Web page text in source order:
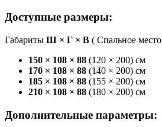
Доступные размеры:
Габариты Ш × Г × В ( Спальное место
150 × 108 × 88 (120 × 200) см
170 × 108 × 88 (140 × 200) см
185 × 108 × 88 (155 × 200) см
210 × 108 × 88 (180 × 200) см
Дополнительные параметры: